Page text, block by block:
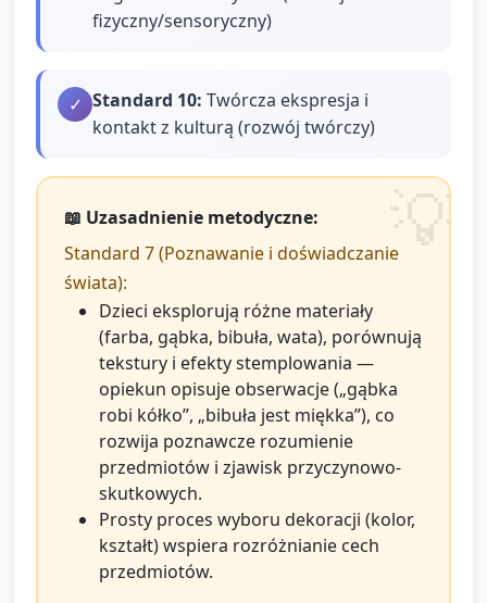
fizyczny/sensoryczny)
✓ Standard 10: Twórcza ekspresja i
kontakt z kulturą (rozwój twórczy)
📖 Uzasadnienie metodyczne:
Standard 7 (Poznawanie i doświadczanie
świata):
Dzieci eksplorują różne materiały
(farba, gąbka, bibuła, wata), porównują
tekstury i efekty stemplowania —
opiekun opisuje obserwacje („gąbka
robi kółko”, „bibuła jest miękka”), co
rozwija poznawcze rozumienie
przedmiotów i zjawisk przyczynowo-
skutkowych.
Prosty proces wyboru dekoracji (kolor,
kształt) wspiera rozróżnianie cech
przedmiotów.